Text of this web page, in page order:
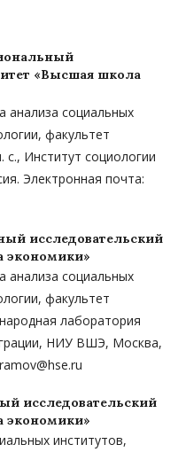
«Высшая школа
анализа социальных
факультет
Институт социологии
Электронная почта:
исследовательский
экономики»
анализа социальных
факультет
лаборатория
НИУ ВШЭ, Москва,
исследовательский
экономики»
институтов,